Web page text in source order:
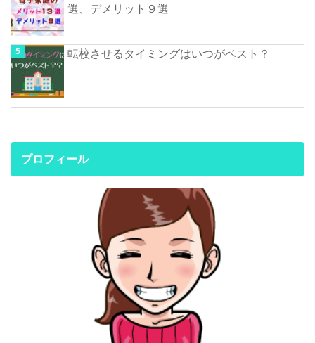
選、デメリット９選
転校させるタイミングはいつがベスト？
プロフィール